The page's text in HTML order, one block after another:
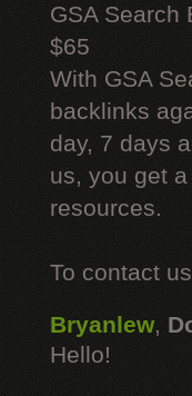
GSA Search
$65
With GSA
backlinks
day, 7 days
us, you get
resources.
To contact
Bryanlew,
Hello!